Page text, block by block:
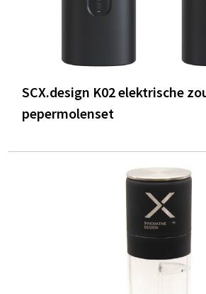
SCX.design K02 elektrische
pepermolenset